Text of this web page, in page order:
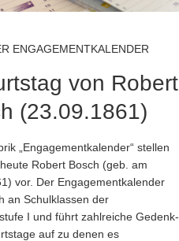
ENGAGEMENTKALENDER
von Robert
(23.09.1861)
„Engagementkalender“ stellen
Robert Bosch (geb. am
vor. Der Engagementkalender
an Schulklassen der
I und führt zahlreiche Gedenk-
auf zu denen es